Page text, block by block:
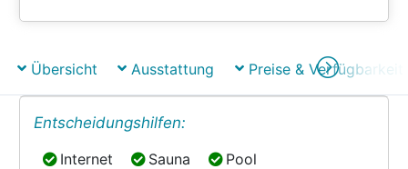
Übersicht Ausstattung Preise & Verfügbarkeit
Entscheidungshilfen:
Internet
Internet Sauna
Sauna Pool
Pool